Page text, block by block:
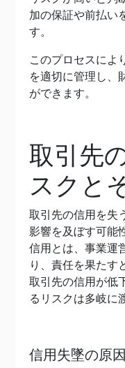
加の保証や前払い
す。
このプロセスによ
を適切に管理し、
ができます。
取引先
スクと
取引先の信用を失
影響を及ぼす可能
信用とは、事業運
り、責任を果たす
取引先の信用が低
るリスクは多岐に
信用失墜の原